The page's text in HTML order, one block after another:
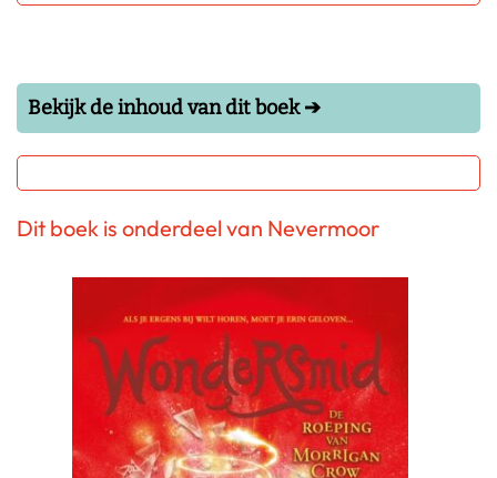
Bekijk de inhoud van dit boek ➔
Dit boek is onderdeel van Nevermoor